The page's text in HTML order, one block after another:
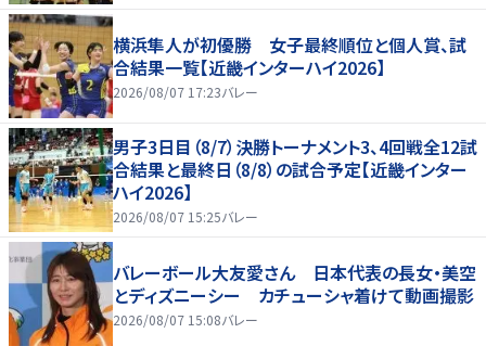
横浜隼人が初優勝 女子最終順位と個人賞、試
合結果一覧【近畿インターハイ2026】
2026/08/07 17:23バレー
男子3日目（8/7）決勝トーナメント3、4回戦全12試
合結果と最終日（8/8）の試合予定【近畿インター
ハイ2026】
2026/08/07 15:25バレー
バレーボール大友愛さん 日本代表の長女・美空
とディズニーシー カチューシャ着けて動画撮影
2026/08/07 15:08バレー